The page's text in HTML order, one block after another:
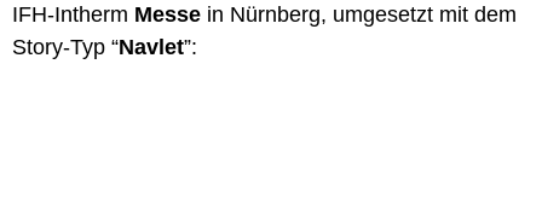
IFH-Intherm Messe in Nürnberg, umgesetzt mit dem
Story-Typ “Navlet”: